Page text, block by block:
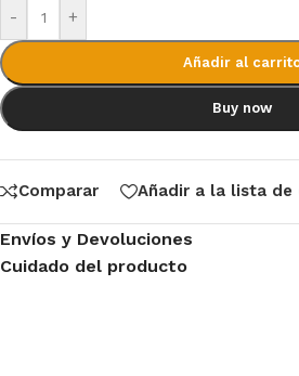
- +
Añadir al
Buy now
Comparar Añadir a la lista de
Envíos y Devoluciones
Cuidado del producto